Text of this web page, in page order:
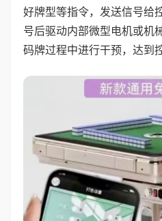
好牌型等指令，发送信号给
号后驱动内部微型电机或机
码牌过程中进行干预，达到